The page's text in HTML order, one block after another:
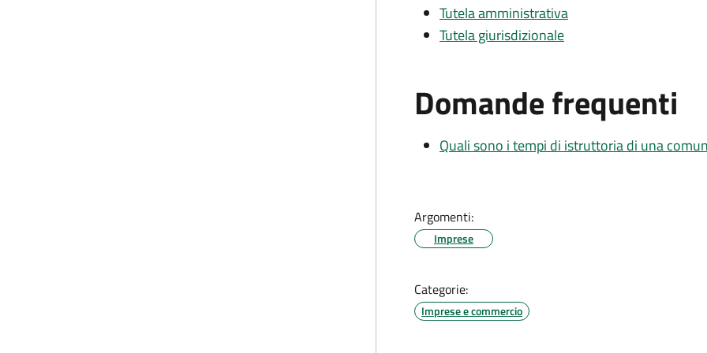
Tutela amministrativa
Tutela giurisdizionale
Domande frequenti
Quali sono i tempi di istruttoria di una
Argomenti:
Imprese
Categorie:
Imprese e commercio